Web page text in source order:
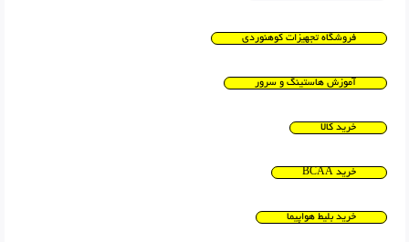
فروشگاه تجهیزات کوهنوردی
آموزش هاستینگ و سرور
خرید کالا
خرید BCAA
خرید بلیط هواپیما